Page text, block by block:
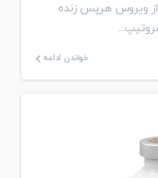
شامل حداقل 3Log10PFU از ویروس هرپس زنده
خواندن ادامه